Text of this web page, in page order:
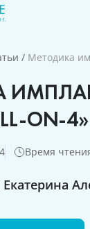
/ Методика
ON-4»
Время